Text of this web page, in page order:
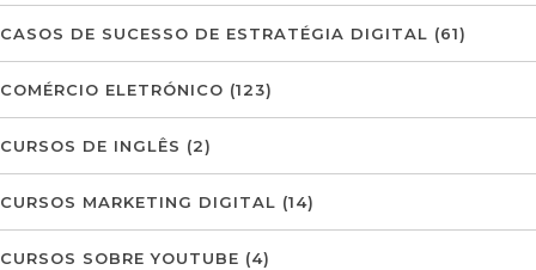
CASOS DE SUCESSO DE ESTRATÉGIA DIGITAL (61)
COMÉRCIO ELETRÓNICO (123)
CURSOS DE INGLÊS (2)
CURSOS MARKETING DIGITAL (14)
CURSOS SOBRE YOUTUBE (4)